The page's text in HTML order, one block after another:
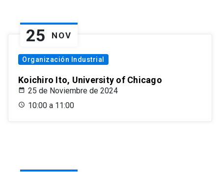
25 NOV
Organización Industrial
Koichiro Ito, University of Chicago
25 de Noviembre de 2024
10:00 a 11:00